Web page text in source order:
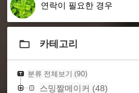
연락이 필요한 경우
카테고리
분류 전체보기 (90)
스밍짤메이커 (48)